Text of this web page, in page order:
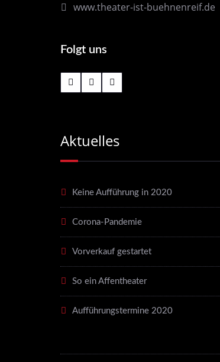
www.theater-ist-buehnenreif.de
Folgt uns
Aktuelles
Keine Aufführung in 2020
Corona-Pandemie
Vorverkauf gestartet
So ein Affentheater
Aufführungstermine 2020